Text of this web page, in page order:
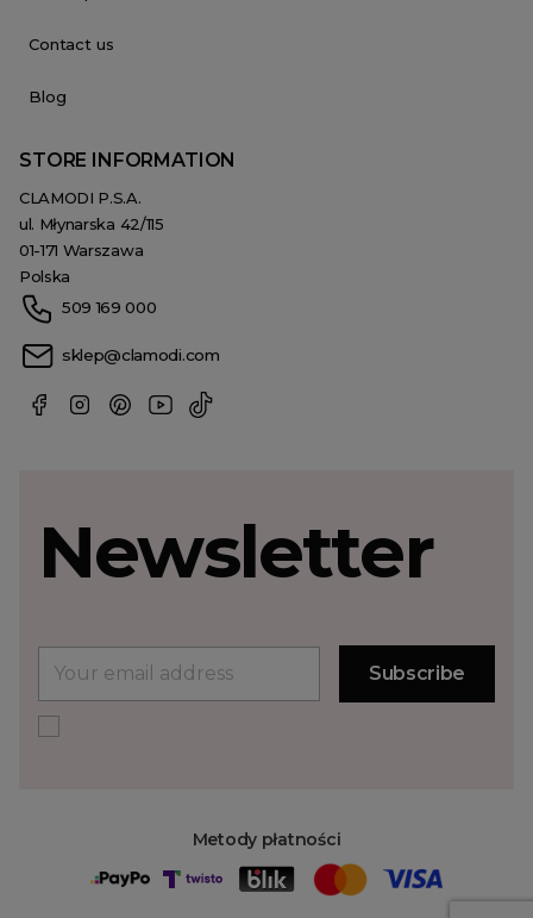
Contact us
Blog
STORE INFORMATION
CLAMODI P.S.A.
ul. Młynarska 42/115
01-171 Warszawa
Polska
509 169 000
sklep@clamodi.com
Metody płatności
Newsletter